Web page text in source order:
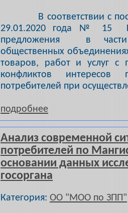
В соответствии с
29.01.2020 года № 15
предложения в части
общественных
товаров, работ и услуг с
конфликтов интересов
потребителей при
подробнее
Анализ современной
потребителей по
основании данных
госоргана
Категория: ОО "МОО по ЗПП"